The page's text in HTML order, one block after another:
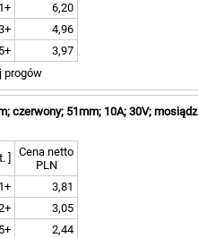
1+
6,20
4,96
5+
3,97
progów
czerwony; 51mm; 10A; 30V; mosiądz
]
Cena netto
PLN
1+
3,81
3,05
5+
2,44